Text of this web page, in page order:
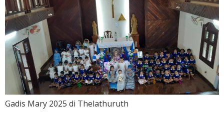
Gadis Mary 2025 di Thelathuruth